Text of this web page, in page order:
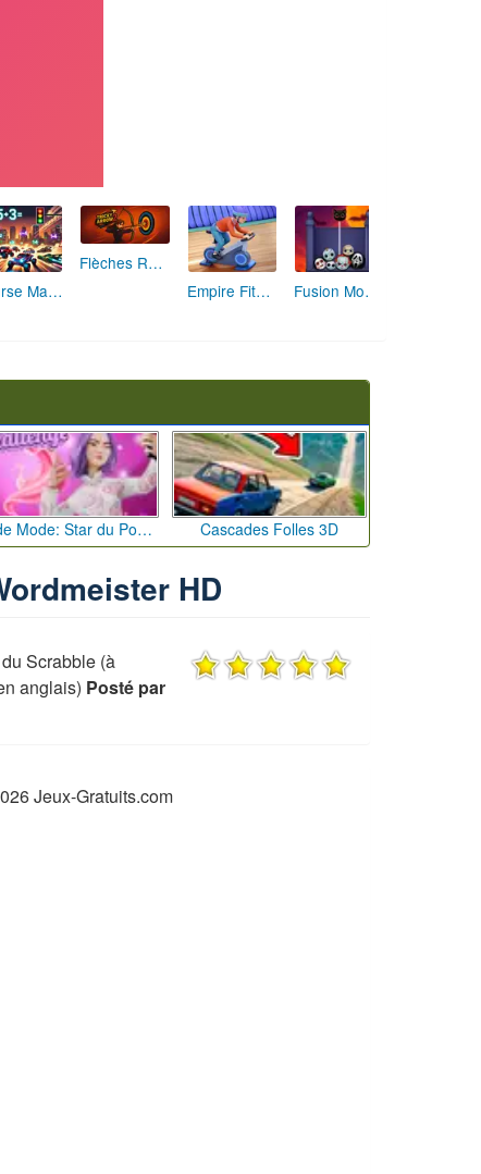
Course Mathématique: La Vitesse par les Chiffres
Flèches Rusées 2 : Visez Juste et Défiez la Rotation!
Empire Fitness - Simulateur de Salle de Sport
Fusion Monstrueuse d'Halloween
Défi de Mode: Star du Podium Cascades Folles 3D
HD
Scrabble (à
anglais) Posté par
Jeux-Gratuits.com